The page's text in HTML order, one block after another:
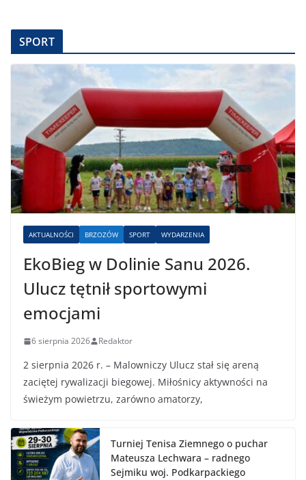
SPORT
AKTUALNOŚCI BRZOZÓW SPORT WYDARZENIA
EkoBieg w Dolinie Sanu 2026.
Ulucz tętnił sportowymi
emocjami
6 sierpnia 2026 Redaktor
2 sierpnia 2026 r. – Malowniczy Ulucz stał się areną
zaciętej rywalizacji biegowej. Miłośnicy aktywności na
świeżym powietrzu, zarówno amatorzy,
Turniej Tenisa Ziemnego o puchar
Mateusza Lechwara – radnego
Sejmiku woj. Podkarpackiego